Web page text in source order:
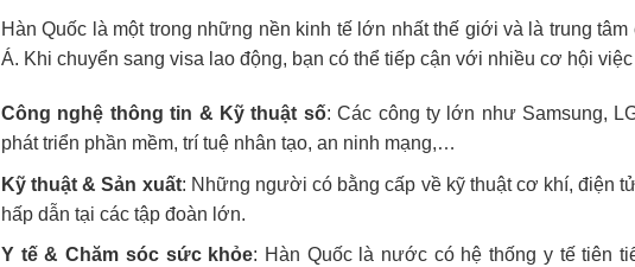
Hàn Quốc là một trong những nền kinh tế lớn nhất thế giới và là trung
Á. Khi chuyển sang visa lao động, bạn có thể tiếp cận với nhiều cơ hội
Công nghệ thông tin & Kỹ thuật số: Các công ty lớn như Samsung,
phát triển phần mềm, trí tuệ nhân tạo, an ninh mạng,…
Kỹ thuật & Sản xuất: Những người có bằng cấp về kỹ thuật cơ khí, điện
hấp dẫn tại các tập đoàn lớn.
Y tế & Chăm sóc sức khỏe: Hàn Quốc là nước có hệ thống y tế tiên